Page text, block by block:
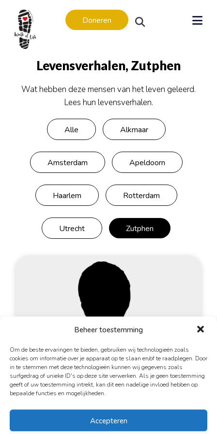
Beheer toestemming
Om de beste ervaringen te bieden, gebruiken wij technologieën zoals
cookies om informatie over je apparaat op te slaan en/of te raadplegen. Door
in te stemmen met deze technologieën kunnen wij gegevens zoals
surfgedrag of unieke ID's op deze site verwerken. Als je geen toestemming
geeft of uw toestemming intrekt, kan dit een nadelige invloed hebben op
bepaalde functies en mogelijkheden.
Accepteren
Levensverhalen
Levensverhalen
In memoriam
Regio’s
Amsterdam
Apeldoorn
Arnhem
Haarlem
Leiden
Nieuwe vrijwilligers
Aannamebeleid
Formulieren
Gedragscode
Fondsen
ANBI
Jaarverslagen
Doneren
Levensverhalen,Zutphen
Wat hebben deze mensen van het leven geleerd.
Lees hun levensverhalen.
Alle Alkmaar
Amsterdam Apeldoorn
Haarlem Rotterdam
Utrecht Zutphen
Het levensverhaal van
Edsel